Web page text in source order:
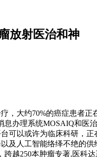
放射医治和神
大约70%的癌症患者正
办理系统MOSAIQ和医
可以或许为临床科研，
人工智能络绎不绝的
越250本肿瘤专著,医科